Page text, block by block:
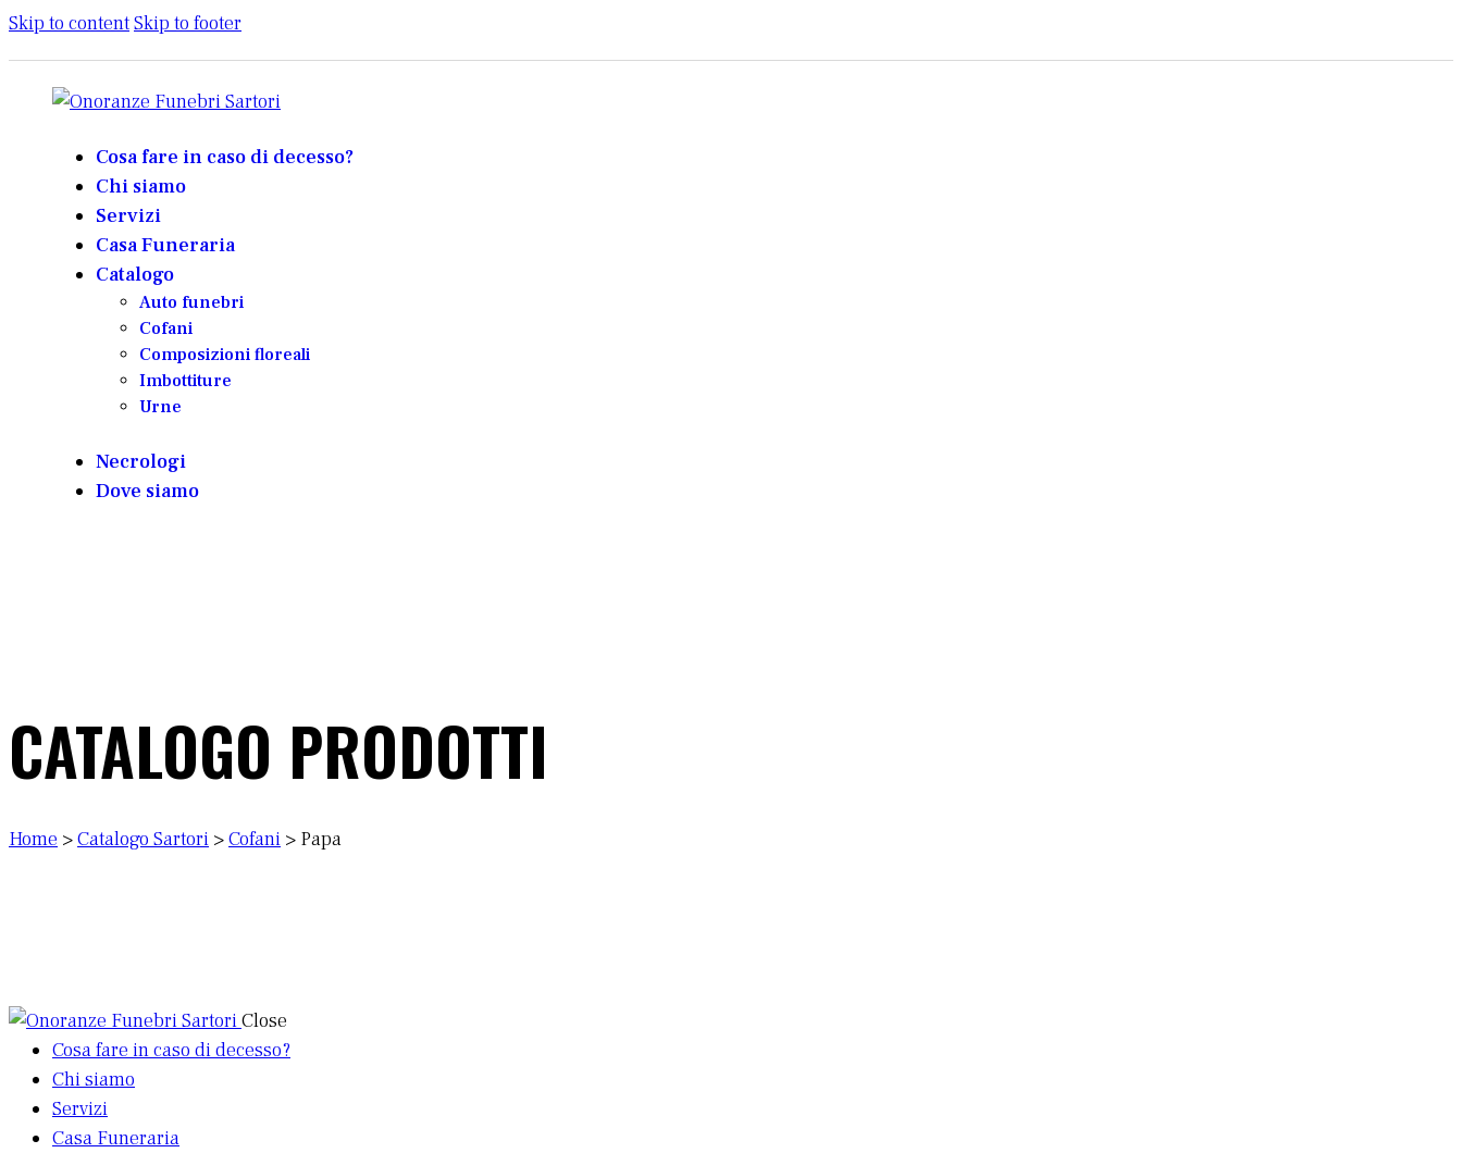
Skip to contentSkip to footer
Cosa fare in caso di decesso?
Chi siamo
Servizi
Casa Funeraria
Catalogo
Auto funebri
Cofani
Composizioni floreali
Imbottiture
Urne
Necrologi
Dove siamo
CATALOGO PRODOTTI
Home >Catalogo Sartori >Cofani > Papa
Close
Cosa fare in caso di decesso?
Chi siamo
Servizi
Casa Funeraria